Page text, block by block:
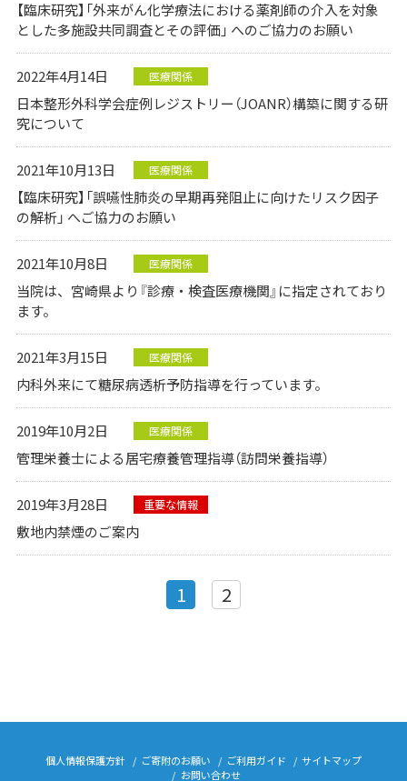
【臨床研究】「外来がん化学療法における薬剤師の介入を対象
とした多施設共同調査とその評価」 へのご協力のお願い
2022年4月14日 医療関係
日本整形外科学会症例レジストリー（JOANR）構築に関する研
究について
2021年10月13日 医療関係
【臨床研究】「誤嚥性肺炎の早期再発阻止に向けたリスク因子
の解析」 へご協力のお願い
2021年10月8日 医療関係
当院は、宮崎県より『診療・検査医療機関』に指定されており
ます。
2021年3月15日 医療関係
内科外来にて糖尿病透析予防指導を行っています。
2019年10月2日 医療関係
管理栄養士による居宅療養管理指導（訪問栄養指導）
2019年3月28日 重要な情報
敷地内禁煙のご案内
1 2
個人情報保護方針 ご寄附のお願い ご利用ガイド
サイトマップ
お問い合わせ